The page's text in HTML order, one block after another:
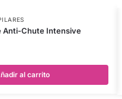
Anti-Chute Intensive
al carrito